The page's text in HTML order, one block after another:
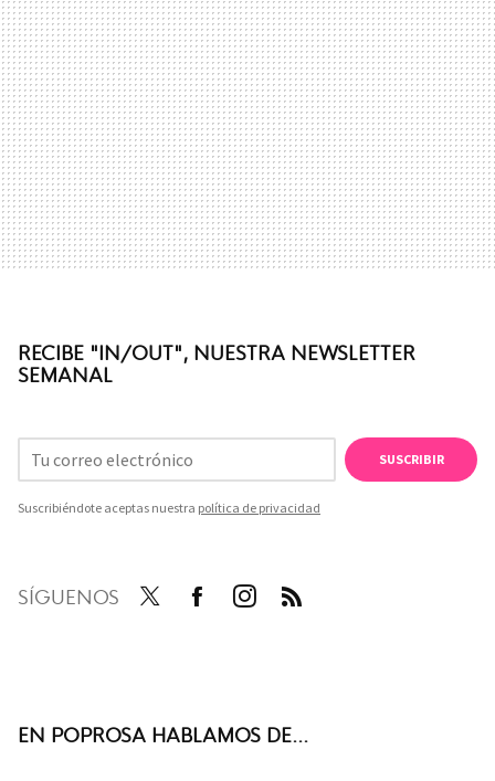
RECIBE "IN/OUT", NUESTRA NEWSLETTER
SEMANAL
SUSCRIBIR
Suscribiéndote aceptas nuestra política de privacidad
SÍGUENOS
EN POPROSA HABLAMOS DE...